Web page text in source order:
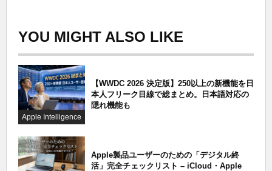
YOU MIGHT ALSO LIKE
Apple Intelligence
【WWDC 2026 決定版】250以上の新機能を日
本人フリーク目線で総まとめ。日本語対応の
隠れ機能も
Apple製品ユーザーのための「デジタル終
活」完全チェックリスト – iCloud・Apple